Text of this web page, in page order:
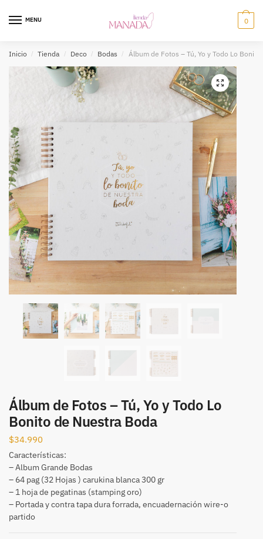
MENU 0
Inicio / Tienda / Deco / Bodas / Álbum de Fotos – Tú, Yo y Todo Lo
🔍
Álbum de Fotos – Tú, Yo y Todo Lo
Bonito de Nuestra Boda
$34.990
Características:
– Album Grande Bodas
– 64 pag (32 Hojas ) carukina blanca 300 gr
– 1 hoja de pegatinas (stamping oro)
– Portada y contra tapa dura forrada, encuadernación wire-o
partido